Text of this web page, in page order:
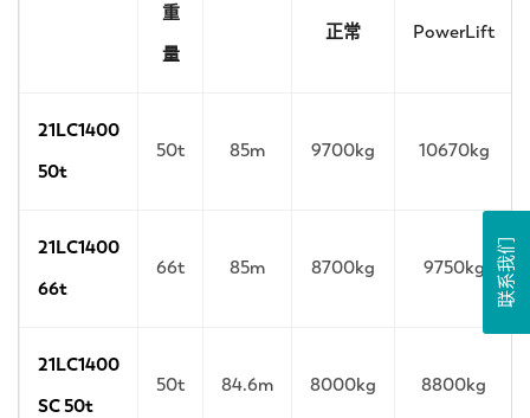
重
量
正常
PowerLift
21LC1400
50t
50t 85m 9700kg 10670kg
21LC1400
66t
66t 85m 8700kg 9750kg
21LC1400
SC 50t
50t 84.6m 8000kg 8800kg
联系我们